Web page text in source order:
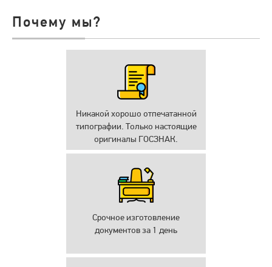
Почему мы?
Никакой хорошо отпечатанной
типографии. Только настоящие
оригиналы ГОСЗНАК.
Срочное изготовление
документов за 1 день